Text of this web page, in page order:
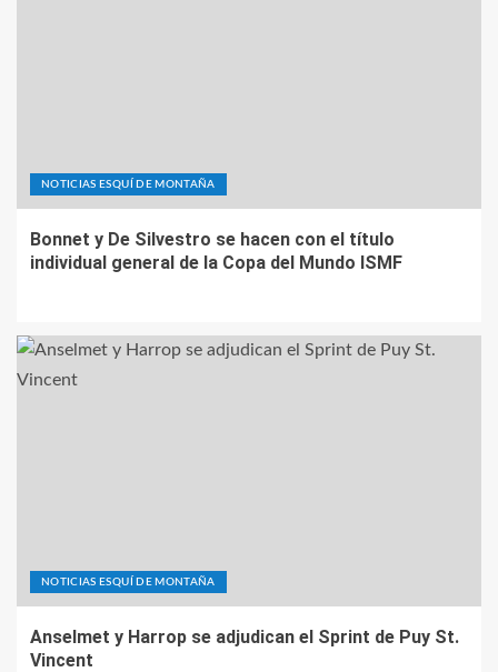
NOTICIAS ESQUÍ DE MONTAÑA
Bonnet y De Silvestro se hacen con el título
individual general de la Copa del Mundo ISMF
NOTICIAS ESQUÍ DE MONTAÑA
Anselmet y Harrop se adjudican el Sprint de Puy St.
Vincent